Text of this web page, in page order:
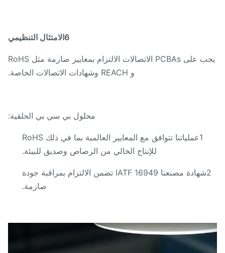
يجب على PCBAs الاتصالات الالتزام بمعايير صارمة مثل RoHS
محلول بي سي بي الحلقية:
1عملياتنا تتوافق مع المعايير العالمية بما في ذلك RoHS
للإنتاج الخالي من الرصاص وصديق للبيئة.
2شهادة مصنعنا IATF 16949 تضمن الالتزام بمراقبة جودة
صارمة.